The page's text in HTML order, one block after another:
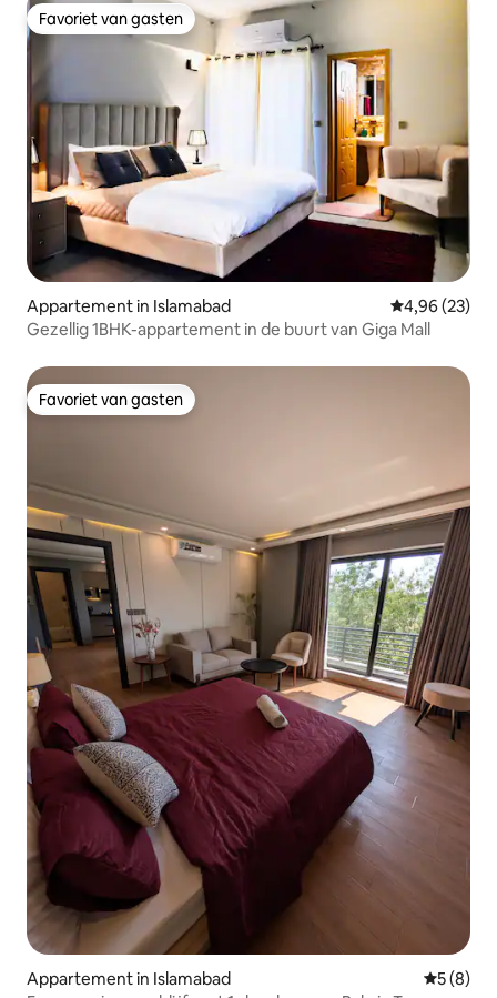
Favoriet van gasten
Favoriet van gasten
Appartement in Islamabad Gemiddelde
4,96 (23)
Gezellig 1BHK-appartement in de buurt van Giga Mall
Favoriet van gasten
Favoriet van gasten
Appartement in Islamabad
5 (8)